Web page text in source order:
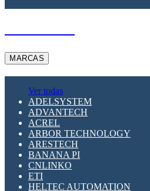
MARCAS
Ver todas
ADELSYSTEM
ADVANTECH
ACREL
ARBOR TECHNOLOGY
ARESTECH
BANANA PI
CNLINKO
ETI
HELTEC AUTOMATION